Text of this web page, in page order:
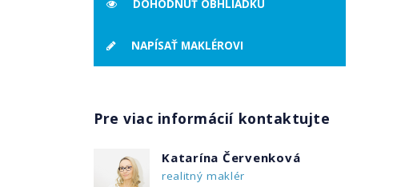
DOHODNÚŤ OBHLIADKU
NAPÍSAŤ MAKLÉROVI
Pre viac informácií kontaktujte
Katarína Červenková
realitný maklér